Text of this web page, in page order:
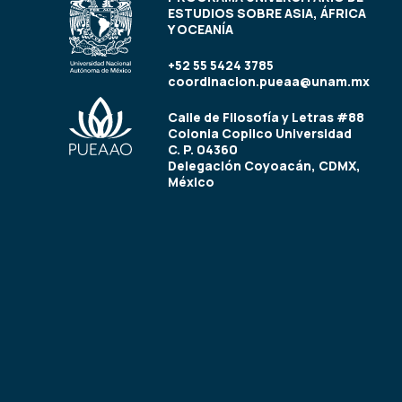
ESTUDIOS SOBRE ASIA, ÁFRICA
Y OCEANÍA
+52 55 5424 3785
coordinacion.pueaa@unam.mx
Calle de Filosofía y Letras #88
Colonia Copilco Universidad
C. P. 04360
Delegación Coyoacán, CDMX,
México